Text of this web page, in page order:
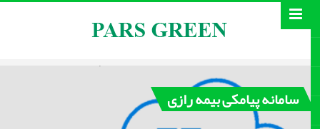
سامانه پیامکی بیمه رازی